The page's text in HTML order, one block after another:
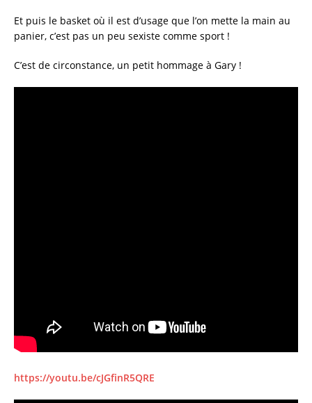
Et puis le basket où il est d’usage que l’on mette la main au
panier, c’est pas un peu sexiste comme sport !
C’est de circonstance, un petit hommage à Gary !
https://youtu.be/cJGfinR5QRE